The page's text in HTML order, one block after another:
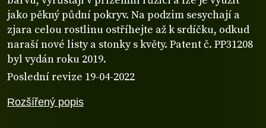
Rozšířený popis
jako pěkný půdní pokryv. Na podzim sesychají a
zjara celou rostlinu ostříhejte až k srdíčku, odkud
naraší nové listy a stonky s květy. Patent č. PP31208
byl vydán roku 2019.
Poslední revize 19-04-2022